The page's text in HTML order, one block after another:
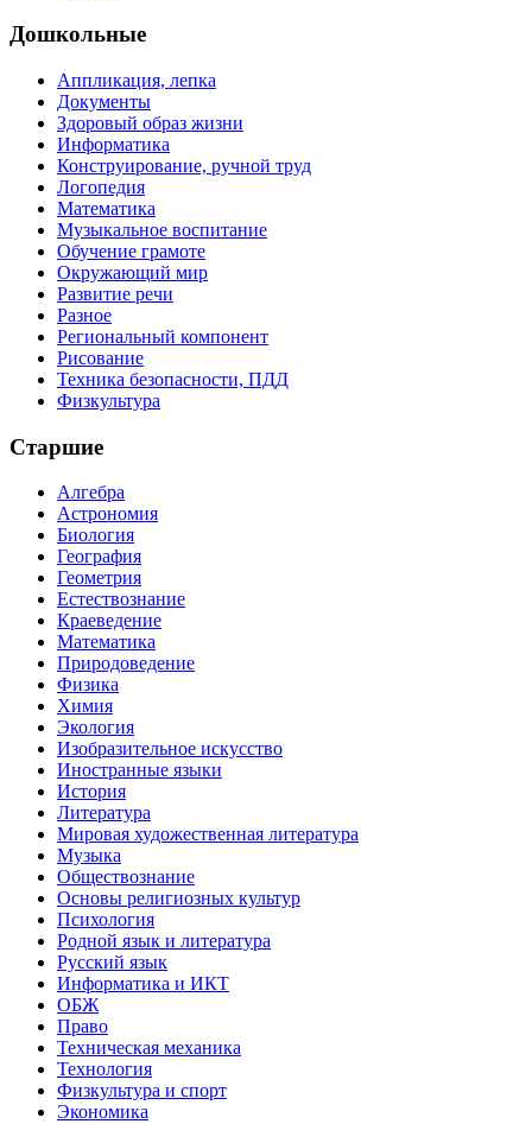
Дошкольные
Аппликация, лепка
Документы
Здоровый образ жизни
Информатика
Конструирование, ручной труд
Логопедия
Математика
Музыкальное воспитание
Обучение грамоте
Окружающий мир
Развитие речи
Разное
Региональный компонент
Рисование
Техника безопасности, ПДД
Физкультура
Старшие
Алгебра
Астрономия
Биология
География
Геометрия
Естествознание
Краеведение
Математика
Природоведение
Физика
Химия
Экология
Изобразительное искусство
Иностранные языки
История
Литература
Мировая художественная литература
Музыка
Обществознание
Основы религиозных культур
Психология
Родной язык и литература
Русский язык
Информатика и ИКТ
ОБЖ
Право
Техническая механика
Технология
Физкультура и спорт
Экономика